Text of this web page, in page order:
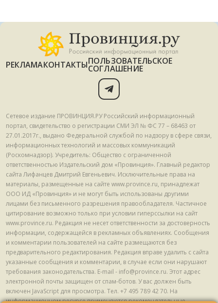
РЕКЛАМАКОНТАКТЫПОЛЬЗОВАТЕЛЬСКОЕ
СОГЛАШЕНИЕ
Сетевое издание ПРОВИНЦИЯ.РУ Российский информационный
портал, свидетельство о регистрации СМИ ЭЛ № ФС 77 – 68463 от
27.01.2017г., выдано Федеральной службой по надзору в сфере связи,
информационных технологий и массовых коммуникаций
(Роскомнадзор). Учредитель: Общество с ограниченной
ответственностью Издательский дом «Провинция». Главный редактор
сайта Лифанцев Дмитрий Евгеньевич. Исключительные права на
материалы, размещенные на сайте www.province.ru, принадлежат
ООО ИД «Провинция» и не могут быть использованы другими
лицами без письменного разрешения правообладателя. Частичное
цитирование возможно только при условии гиперссылки на сайт
www.province.ru. Редакция не несет ответственности за достоверность
информации, содержащейся в рекламных объявлениях. Сообщения
и комментарии пользователей на сайте размещаются без
предварительного редактирования. Редакция вправе удалить с сайта
указанные сообщения и комментарии, в случае если они нарушают
требования законодательства. E-mail - info@province.ru. Этот адрес
электронной почты защищен от спам-ботов. У вас должен быть
включен JavaScript для просмотра. Tел. +7 495 789 42 70. На
информационном ресурсе применяются рекомендательные